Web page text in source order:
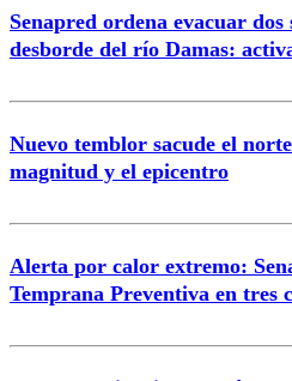
Correo
Senapred ordena evacuar
desborde del río Damas:
Nuevo temblor sacude el
magnitud y el epicentro
Alerta por calor extremo:
Temprana Preventiva en tres